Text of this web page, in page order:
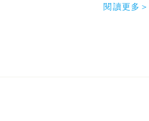
閱讀更多＞